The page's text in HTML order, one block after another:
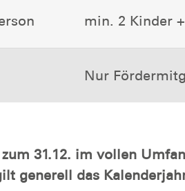
min. 2 Kinder
Nur
31.12. im vollen
generell das Kalenderjahr